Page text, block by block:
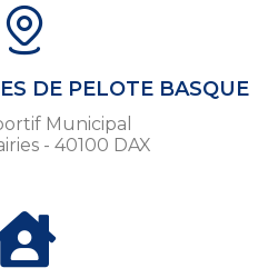
DE PELOTE BASQUE
Municipal
- 40100 DAX